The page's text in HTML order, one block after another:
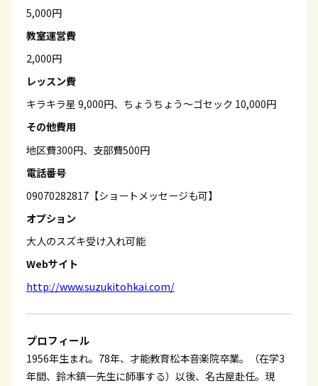
5,000円
教室運営費
2,000円
レッスン費
キラキラ星 9,000円、ちょうちょう～ゴセック 10,000円
その他費用
地区費300円、支部費500円
電話番号
09070282817【ショートメッセージも可】
オプション
大人のスズキ受け入れ可能
Webサイト
http://www.suzukitohkai.com/
プロフィール
1956年生まれ。78年、才能教育松本音楽院卒業。（在学3
年間、鈴木鎮一先生に師事する）以後、名古屋赴任。現